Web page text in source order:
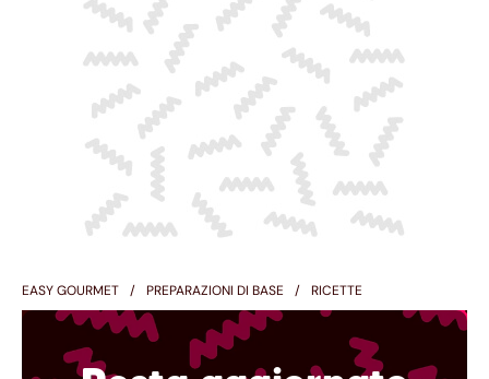
EASY GOURMET PREPARAZIONI DI BASE RICETTE